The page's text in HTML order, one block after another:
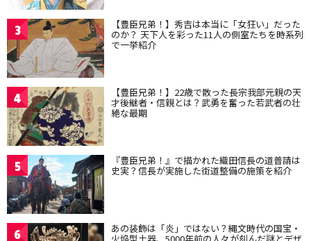
3 【豊臣兄弟！】秀吉は本当に「女狂い」だった
のか？ 天下人を彩った11人の側室たちを時系列
で一挙紹介
4 【豊臣兄弟！】22歳で散った長宗我部元親の天
才後継者・信親とは？武勇を奮った若武者の壮
絶な最期
5 『豊臣兄弟！』で描かれた織田信長の道普請は
史実？信長が実施した街道整備の施策を紹介
6 あの装飾は「炎」ではない？縄文時代の国宝・